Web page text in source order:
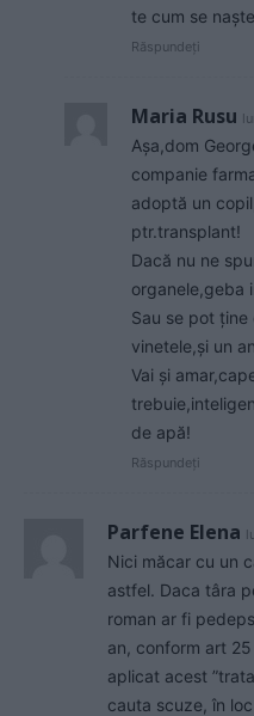
te cum se
Răspundeți
Maria Rusu
Așa,dom
companie
adoptă un
ptr.transplant!
Dacă nu ne
organele,geba
Sau se pot
vinetele,și un
Vai și
de apă!
Răspundeți
Parfene Elena
Nici măcar cu un
astfel. Daca târa
roman ar fi
an, conform art
aplicat acest
cauta scuze, în loc